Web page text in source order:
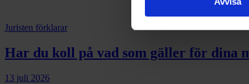
Juristen förklarar
Har du koll på vad som gäller för dina
13 juli 2026